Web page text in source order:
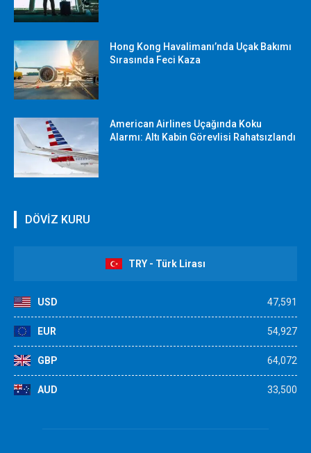
Hong Kong Havalimanı’nda Uçak Bakımı
Sırasında Feci Kaza
American Airlines Uçağında Koku
Alarmı: Altı Kabin Görevlisi Rahatsızlandı
DÖVİZ KURU
TRY - Türk Lirası
USD 47,591
EUR 54,927
GBP 64,072
AUD 33,500